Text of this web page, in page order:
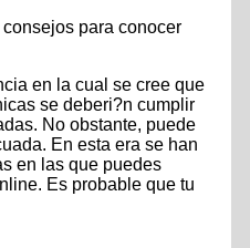
para conocer
en la cual se cree que
se deberi?n cumplir
No obstante, puede
En esta era se han
en las que puedes
Es probable que tu